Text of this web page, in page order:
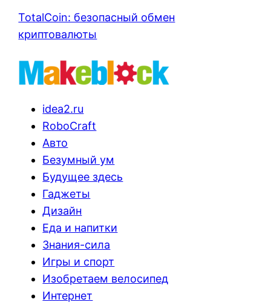
TotalCoin: безопасный обмен
криптовалюты
idea2.ru
RoboCraft
Авто
Безумный ум
Будущее здесь
Гаджеты
Дизайн
Еда и напитки
Знания-сила
Игры и спорт
Изобретаем велосипед
Интернет